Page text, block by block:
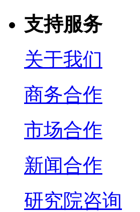
支持服务
关于我们
商务合作
市场合作
新闻合作
研究院咨询